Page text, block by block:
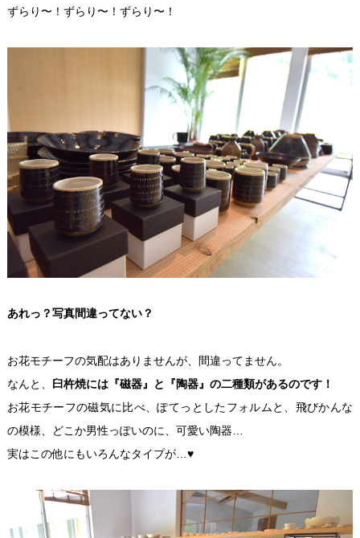
ずらり〜！ずらり〜！ずらり〜！
あれっ？写真間違ってない？
お花モチーフの気配はありませんが、間違ってません。
なんと、
臼杵焼には『磁器』と『陶器』の二種類があるのです！
お花モチーフの磁気に比べ、ぽてっとしたフォルムと、飛びかんな
の模様、どこか男性っぽいのに、可愛い陶器…
実はこの他にもいろんなタイプが…♥